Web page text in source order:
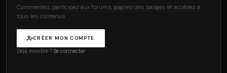
Commentez, participez aux forums, gagnez des badges et accédez à
tous les contenus.
CRÉER MON COMPTE
Déjà membre ? Se connecter